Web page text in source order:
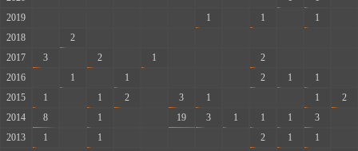
2019
1 1 1
2018
2
2017
3 2 1 2
2016
1 1 2 1 1
2015
1 1 2 3 1 1
2
2014
8 1 19 3 1 1 1 3
2013
1 1 2 1 1